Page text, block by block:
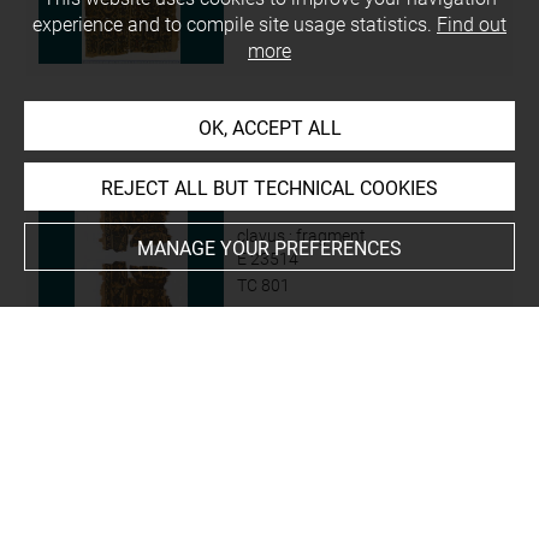
Analogie/comparaison
clavus ; fragment
E 23514
TC 801
experience and to compile site usage statistics. Find out
more
OK, ACCEPT ALL
REJECT ALL BUT TECHNICAL COOKIES
MANAGE YOUR PREFERENCES